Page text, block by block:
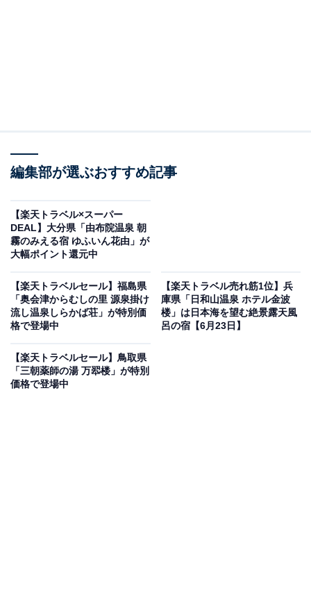
楽天トラベルでホテルを見る
「時音の宿 湯主一條」は、非日常の贅沢な時間を過ごせ
る宿。客室は露天風呂付き客室やセミスイートなど、多
編集部が選ぶおすすめ記事
【楽天トラベル×スーパー
DEAL】大分県「由布院温泉 朝
霧のみえる宿 ゆふいん花由」が
大幅ポイント還元中
【楽天トラベルセール】福島県
「奥会津からむしの里 源泉掛け
流し温泉しらかば荘」が特別価
格で登場中
【楽天トラベル売れ筋1位】兵
庫県「日和山温泉 ホテル金波
楼」は日本海を望む絶景露天風
呂の宿【6月23日】
【楽天トラベルセール】鳥取県
「三朝薬師の湯 万翆楼」が特別
価格で登場中